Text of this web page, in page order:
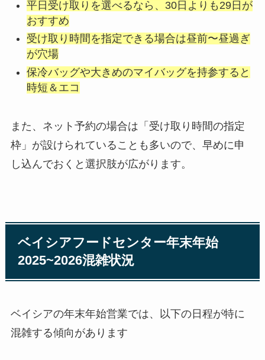
平日受け取りを選べるなら、30日よりも29日が
おすすめ
受け取り時間を指定できる場合は昼前〜昼過ぎ
が穴場
保冷バッグや大きめのマイバッグを持参すると
時短＆エコ
また、ネット予約の場合は「受け取り時間の指定
枠」が設けられていることも多いので、早めに申
し込んでおくと選択肢が広がります。
ベイシアフードセンター年末年始
2025~2026混雑状況
ベイシアの年末年始営業では、以下の日程が特に
混雑する傾向があります